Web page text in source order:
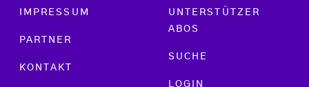
Footer menu
IMPRESSUM
PARTNER
KONTAKT
UNTERSTÜTZER
ABOS
SUCHE
LOGIN